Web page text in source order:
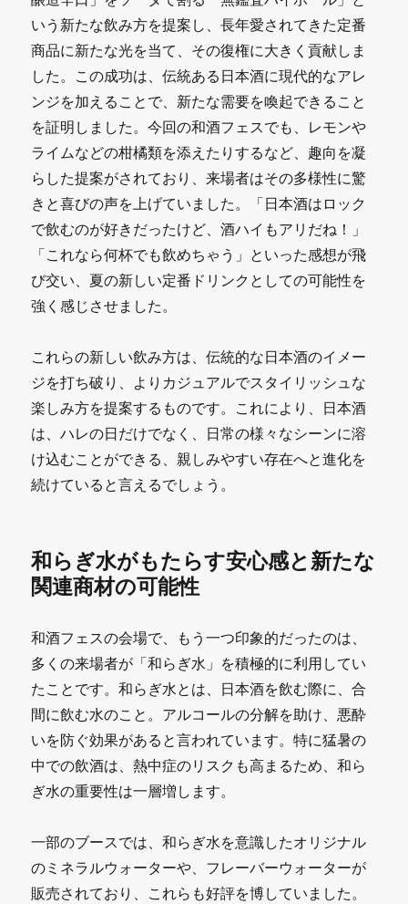
いう新たな飲み方を提案し、長年愛されてきた定番
商品に新たな光を当て、その復権に大きく貢献しま
した。この成功は、伝統ある日本酒に現代的なアレ
ンジを加えることで、新たな需要を喚起できること
を証明しました。今回の和酒フェスでも、レモンや
ライムなどの柑橘類を添えたりするなど、趣向を凝
らした提案がされており、来場者はその多様性に驚
きと喜びの声を上げていました。「日本酒はロック
で飲むのが好きだったけど、酒ハイもアリだね！」
「これなら何杯でも飲めちゃう」といった感想が飛
び交い、夏の新しい定番ドリンクとしての可能性を
強く感じさせました。
これらの新しい飲み方は、伝統的な日本酒のイメー
ジを打ち破り、よりカジュアルでスタイリッシュな
楽しみ方を提案するものです。これにより、日本酒
は、ハレの日だけでなく、日常の様々なシーンに溶
け込むことができる、親しみやすい存在へと進化を
続けていると言えるでしょう。
和らぎ水がもたらす安心感と新たな
関連商材の可能性
和酒フェスの会場で、もう一つ印象的だったのは、
多くの来場者が「和らぎ水」を積極的に利用してい
たことです。和らぎ水とは、日本酒を飲む際に、合
間に飲む水のこと。アルコールの分解を助け、悪酔
いを防ぐ効果があると言われています。特に猛暑の
中での飲酒は、熱中症のリスクも高まるため、和ら
ぎ水の重要性は一層増します。
一部のブースでは、和らぎ水を意識したオリジナル
のミネラルウォーターや、フレーバーウォーターが
販売されており、これらも好評を博していました。